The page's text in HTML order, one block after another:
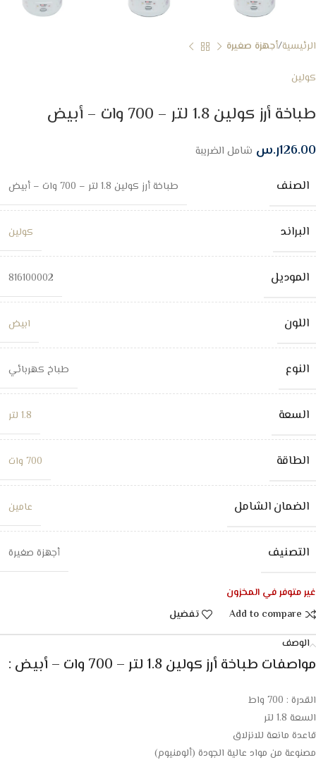
الرئيسية أجهزة صغيرة
كولين
طباخة أرز كولين 1.8 لتر – 700 وات – أبيض
126.00ر.س شامل الضريبة
الصنف طباخة أرز كولين 1.8 لتر – 700 وات – أبيض
البراند كولين
الموديل 816100002
اللون ابيض
النوع طباخ كهربائي
السعة 1.8 لتر
الطاقة 700 وات
الضمان الشامل عامين
التصنيف أجهزة صغيرة
غير متوفر في المخزون
Add to compare
تفضيل
الوصف
مواصفات طباخة أرز كولين 1.8 لتر – 700 وات – أبيض :
القدرة : 700 واط
السعة 1.8 لتر
قاعدة مانعة للانزلاق
مصنوعة من مواد عالية الجودة (ألومنيوم)